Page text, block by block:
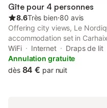
Gîte pour 4 personnes
8.6Très bien⋅80 avis
Offering city views, Le
accommodation set in
Guimiliau Parish Close and
Close.
WiFi Internet
Draps de lit
Annulation gratuite
dès 84 € par nuit